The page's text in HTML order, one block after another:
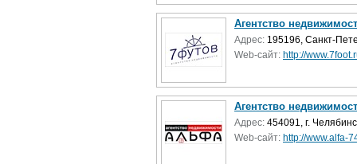
Агентство
Адрес: 195196, Санкт-
Web-сайт: http://
Агентство
Адрес: 454091, г.
Web-сайт: http://www.alfa-